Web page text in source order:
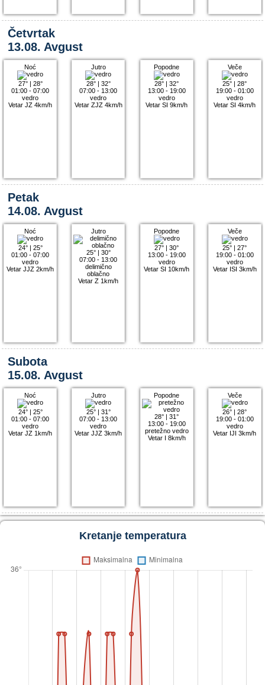
Četvrtak
13.08. Avgust
Noć
27°| 28°
01:00 - 07:00
vedro
Vetar JZ 4km/h
Jutro
28°| 32°
07:00 - 13:00
vedro
Vetar ZJZ 4km/h
Popodne
28° |32°
13:00 - 19:00
vedro
Vetar SI 9km/h
Veče
25° |28°
19:00 - 01:00
vedro
Vetar SI 4km/h
Petak
14.08. Avgust
Noć
24°| 25°
01:00 - 07:00
vedro
Vetar JJZ 2km/h
Jutro
25°| 30°
07:00 - 13:00
delimično
oblačno
Vetar Z 1km/h
Popodne
27° |30°
13:00 - 19:00
vedro
Vetar SI 10km/h
Veče
25° |27°
19:00 - 01:00
vedro
Vetar ISI 3km/h
Subota
15.08. Avgust
Noć
24°| 25°
01:00 - 07:00
vedro
Vetar JZ 1km/h
Jutro
25°| 31°
07:00 - 13:00
vedro
Vetar JJZ 3km/h
Popodne
28° |31°
13:00 - 19:00
pretežno vedro
Vetar I 8km/h
Veče
26° |28°
19:00 - 01:00
vedro
Vetar IJI 3km/h
Kretanje temperatura